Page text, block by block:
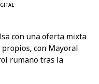
con una oferta mixta
con Mayoral
rumano tras la